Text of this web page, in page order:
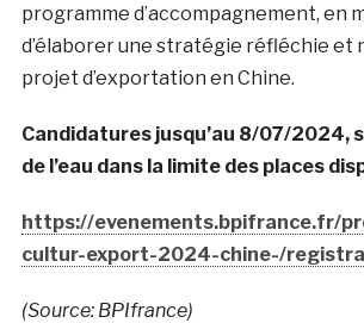
programme d’accompagnement, en
d’élaborer une stratégie réfléchie et
projet d’exportation en Chine.
Candidatures jusqu’au 8/07/2024,
de l’eau dans la limite des places
https://evenements.bpifrance.fr/
cultur-export-2024-chine-/
(Source: BPIfrance)